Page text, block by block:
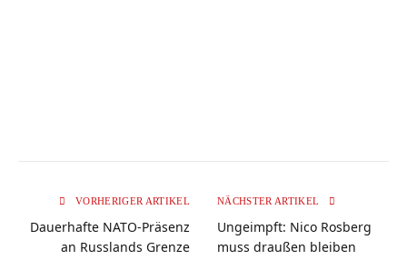
VORHERIGER ARTIKEL
Dauerhafte NATO-Präsenz
an Russlands Grenze
NÄCHSTER ARTIKEL
Ungeimpft: Nico Rosberg
muss draußen bleiben